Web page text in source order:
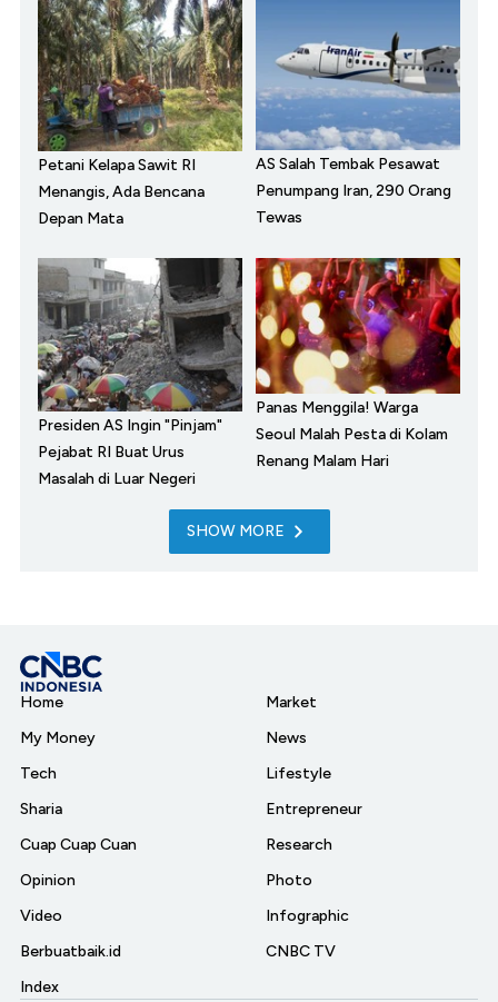
Petani Kelapa Sawit RI
Menangis, Ada Bencana
Depan Mata
AS Salah Tembak Pesawat
Penumpang Iran, 290 Orang
Tewas
Presiden AS Ingin "Pinjam"
Pejabat RI Buat Urus
Masalah di Luar Negeri
Panas Menggila! Warga
Seoul Malah Pesta di Kolam
Renang Malam Hari
SHOW MORE
Home
My Money
Tech
Sharia
Cuap Cuap Cuan
Opinion
Video
Berbuatbaik.id
Index
Market
News
Lifestyle
Entrepreneur
Research
Photo
Infographic
CNBC TV